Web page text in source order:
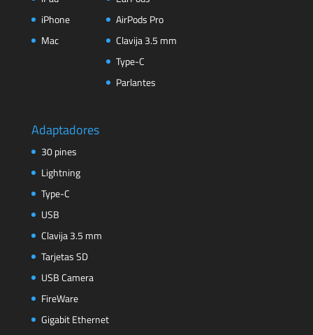
iPhone
Mac
AirPods Pro
Clavija 3.5 mm
Type-C
Parlantes
Adaptadores
30 pines
Lightning
Type-C
USB
Clavija 3.5 mm
Tarjetas SD
USB Camera
FireWare
Gigabit Ethernet